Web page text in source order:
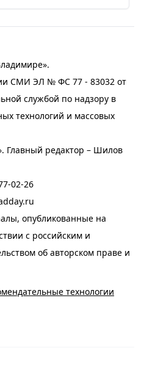
СМИ ЭЛ № ФС 77 - 83032 от
службой по надзору в
технологий и массовых
Главный редактор – Шилов
02-26
опубликованные на
с российским и
об авторском праве и
технологии